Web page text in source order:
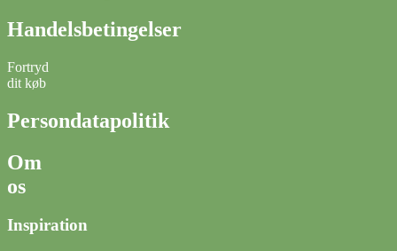
Handelsbetingelser
Fortryd
dit køb
Persondatapolitik
Om
os
Inspiration